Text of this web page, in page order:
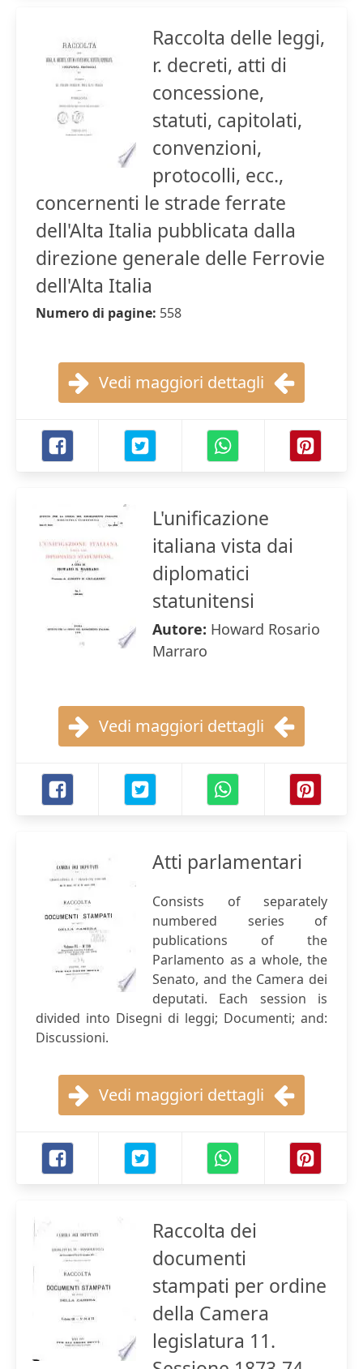
Raccolta delle leggi,
r. decreti, atti di
concessione,
statuti, capitolati,
convenzioni,
protocolli, ecc.,
concernenti le strade ferrate
dell'Alta Italia pubblicata dalla
direzione generale delle Ferrovie
dell'Alta Italia
Numero di pagine: 558
Vedi maggiori dettagli
L'unificazione
italiana vista dai
diplomatici
statunitensi
Autore: Howard Rosario
Marraro
Vedi maggiori dettagli
Atti parlamentari
Consists of separately
numbered series of
publications of the
Parlamento as a whole, the
Senato, and the Camera dei
deputati. Each session is
divided into Disegni di leggi; Documenti; and:
Discussioni.
Vedi maggiori dettagli
Raccolta dei
documenti
stampati per ordine
della Camera
legislatura 11.